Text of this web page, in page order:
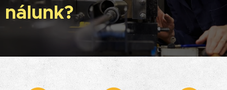
nálunk?